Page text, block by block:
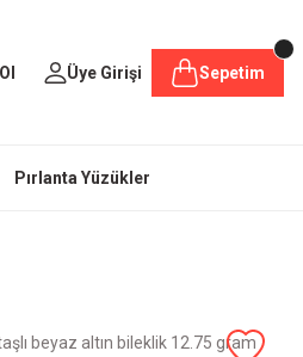
Üye Girişi Sepetim
Pırlanta Yüzükler
beyaz altın bileklik 12.75 gram